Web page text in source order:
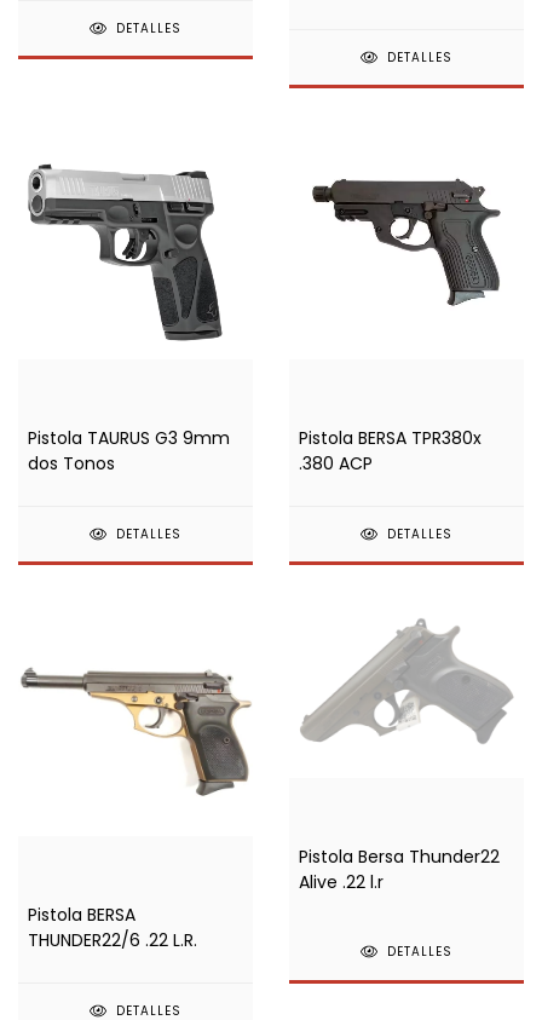
DETALLES
DETALLES
Pistola TAURUS G3 9mm
dos Tonos
DETALLES
Pistola BERSA TPR380x
.380 ACP
DETALLES
Pistola BERSA
THUNDER22/6 .22 L.R.
DETALLES
Pistola Bersa Thunder22
Alive .22 l.r
DETALLES